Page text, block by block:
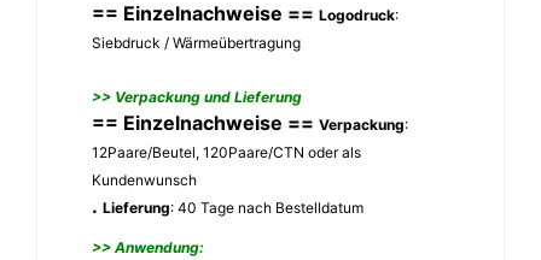
== Einzelnachweise == Logodruck:
Siebdruck / Wärmeübertragung
>> Verpackung und Lieferung
== Einzelnachweise == Verpackung:
12Paare/Beutel, 120Paare/CTN oder als
Kundenwunsch
. Lieferung: 40 Tage nach Bestelldatum
>> Anwendung: